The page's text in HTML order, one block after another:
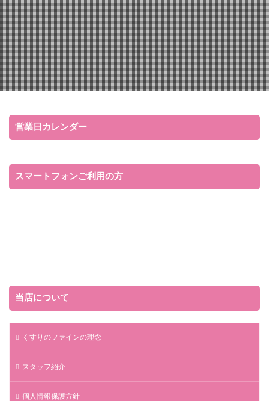
営業日カレンダー
スマートフォンご利用の方
当店について
くすりのファインの理念
スタッフ紹介
個人情報保護方針